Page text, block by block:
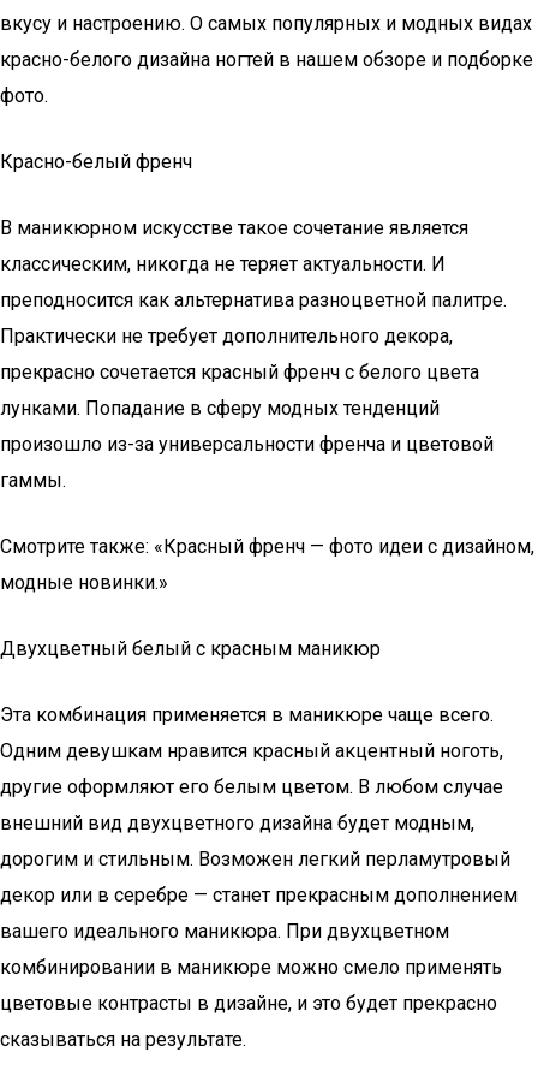
вкусу и настроению. О самых популярных и модных видах
красно-белого дизайна ногтей в нашем обзоре и подборке
фото.
Красно-белый френч
В маникюрном искусстве такое сочетание является
классическим, никогда не теряет актуальности. И
преподносится как альтернатива разноцветной палитре.
Практически не требует дополнительного декора,
прекрасно сочетается красный френч с белого цвета
лунками. Попадание в сферу модных тенденций
произошло из-за универсальности френча и цветовой
гаммы.
Смотрите также: «Красный френч — фото идеи с дизайном,
модные новинки.»
Двухцветный белый с красным маникюр
Эта комбинация применяется в маникюре чаще всего.
Одним девушкам нравится красный акцентный ноготь,
другие оформляют его белым цветом. В любом случае
внешний вид двухцветного дизайна будет модным,
дорогим и стильным. Возможен легкий перламутровый
декор или в серебре — станет прекрасным дополнением
вашего идеального маникюра. При двухцветном
комбинировании в маникюре можно смело применять
цветовые контрасты в дизайне, и это будет прекрасно
сказываться на результате.